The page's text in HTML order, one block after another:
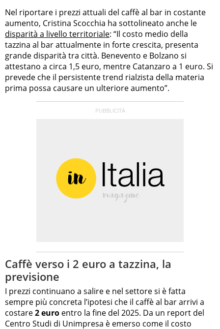
Nel riportare i prezzi attuali del caffè al bar in costante
aumento, Cristina Scocchia ha sottolineato anche le
disparità a livello territoriale: “Il costo medio della
tazzina al bar attualmente in forte crescita, presenta
grande disparità tra città. Benevento e Bolzano si
attestano a circa 1,5 euro, mentre Catanzaro a 1 euro. Si
prevede che il persistente trend rialzista della materia
prima possa causare un ulteriore aumento”.
Caffè verso i 2 euro a tazzina, la
previsione
I prezzi continuano a salire e nel settore si è fatta
sempre più concreta l’ipotesi che il caffè al bar arrivi a
costare2 euro entro la fine del 2025. Da un report del
Centro Studi di Unimpresa è emerso come il costo